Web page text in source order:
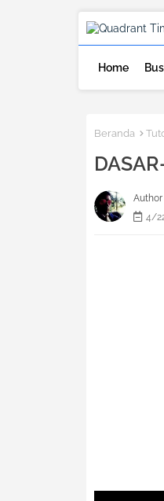
Home
Beranda
4/